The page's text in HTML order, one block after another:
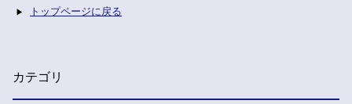
トップページに戻る
カテゴリ